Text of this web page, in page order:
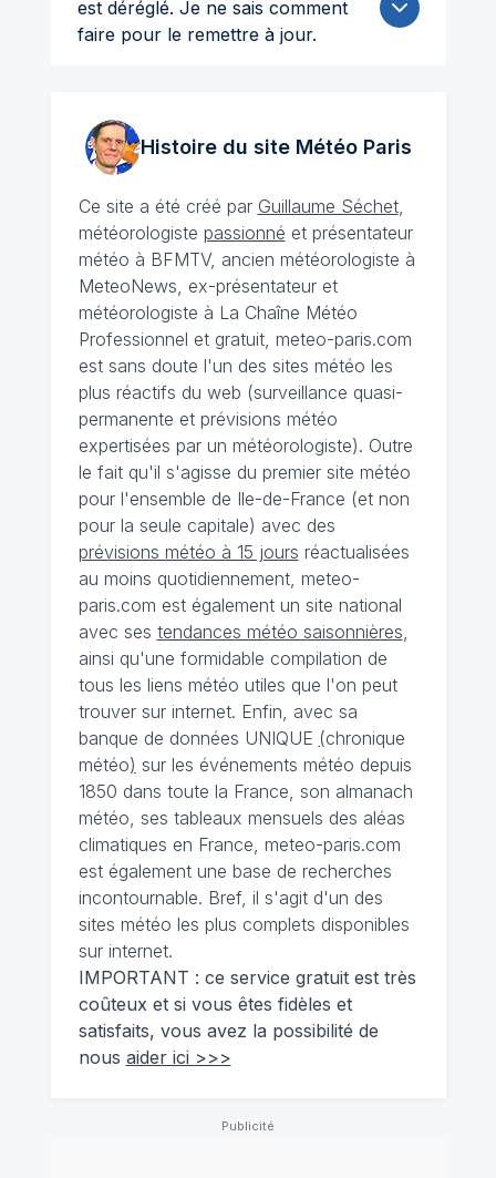
est déréglé. Je ne sais comment
faire pour le remettre à jour.
Histoire du site MétéoParis
Ce site a été créé par Guillaume Séchet,
météorologiste passionné et présentateur
météo à BFMTV, ancien météorologiste à
MeteoNews, ex-présentateur et
météorologiste à La Chaîne Météo
Professionnel et gratuit, meteo-paris.com
est sans doute l'un des sites météo les
plus réactifs du web (surveillance quasi-
permanente et prévisions météo
expertisées par un météorologiste). Outre
le fait qu'il s'agisse du premier site météo
pour l'ensemble de Ile-de-France (et non
pour la seule capitale) avec des
prévisions météo à 15 jours réactualisées
au moins quotidiennement, meteo-
paris.com est également un site national
avec ses tendances météo saisonnières,
ainsi qu'une formidable compilation de
tous les liens météo utiles que l'on peut
trouver sur internet. Enfin, avec sa
banque de données UNIQUE (chronique
météo) sur les événements météo depuis
1850 dans toute la France, son almanach
météo, ses tableaux mensuels des aléas
climatiques en France, meteo-paris.com
est également une base de recherches
incontournable. Bref, il s'agit d'un des
sites météo les plus complets disponibles
sur internet.
IMPORTANT : ce service gratuit est très
coûteux et si vous êtes fidèles et
satisfaits, vous avez la possibilité de
nous aider ici >>>